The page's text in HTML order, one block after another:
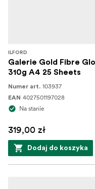
ILFORD
Galerie Gold Fibre
310g A4 25 Sheets
Numer art. 103937
EAN 4027501197028
Na stanie
319,00 zł
Dodaj do koszyka